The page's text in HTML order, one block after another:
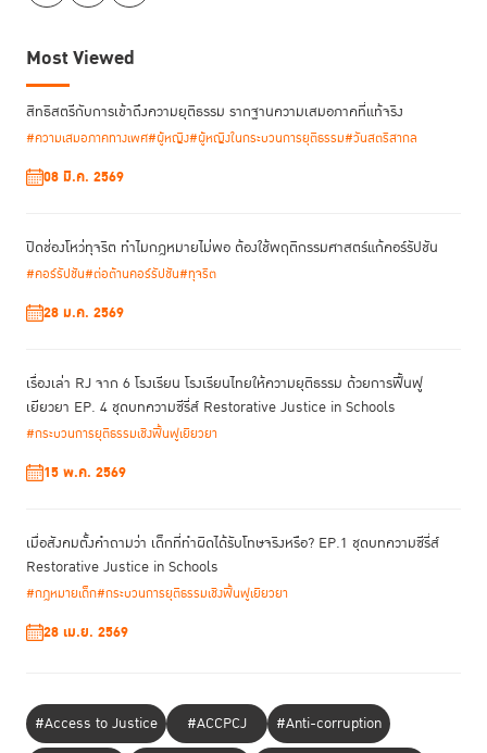
นอกจากนี้ ยังมีค่าใช้จ่ายทางอ้อมจากประโยชน์อื่นที่เสียไป ซึ่งในทาง
เศรษฐศาสตร์เรียกว่าต้นทุนค่าเสียโอกาส (opportunity cost) โดยส่วนหลัก
ที่พอจะคำนวณเป็นตัวเลขเบื้องต้นได้ คือ การสูญเสียรายได้จากการทำงาน
ประจำ หรืองานพิเศษ เท่ากับระยะเวลาที่ใช้ไปสำหรับกระบวนการยุติธรรม
สำหรับฝ่ายผู้เสียหายก็คือการต้องเดินทางไปติดต่อหน่วยงานต่างๆ แต่ละครั้งก็
ไม่ต่ำกว่าครึ่งวัน ในส่วนของจำเลยก็จะเป็นค่าเสียโอกาสเมื่อต้องถูกควบคุมตัว
หรือไม่ได้รับการปล่อยตัวชั่วคราวซึ่งตัวเลขก็สูงขึ้นไปตามระยะเวลาการดำเนิน
ประมาณการค่าเสียโอกาสจากรายได้ที่ขาดไปตามเศรษฐานะ[4]
เราสามารถคำนวณค่าเสียโอกาสจากรายได้ที่อาจเสียไปต่อวันของผู้เข้าสู่
กระบวนการยุติธรรมทางอาญาจาก
ผลการสำรวจรายได้ต่อเดือนของครัวเรือนไทยตามลำดับฐานะ 10 กลุ่ม
(Deciles)
บาท หากอยู่ในต่างจังหวัดพื้นที่ห่างไกลก็จะเพิ่มเป็นอย่างน้อย 1,618.2 บาท
หรือหากข้ามจังหวัดก็อย่างต่ำ 3000-4000 บาท ทั้งนี้ ยังไม่รวมค่าอาหาร หรือ
Most Viewed
สิทธิสตรีกับการเข้าถึงความยุติธรรม รากฐานความเสมอภาคที่แท้จริง
#ความเสมอภาคทางเพศ#ผู้หญิง#ผู้หญิงในกระบวนการยุติธรรม#วันสตรีสากล
08 มี.ค. 2569
ปิดช่องโหว่ทุจริต ทำไมกฎหมายไม่พอ ต้องใช้พฤติกรรมศาสตร์แก้คอร์รัปชัน
#คอร์รัปชัน#ต่อต้านคอร์รัปชัน#ทุจริต
28 ม.ค. 2569
เรื่องเล่า RJ จาก 6 โรงเรียน โรงเรียนไทยให้ความยุติธรรม ด้วยการฟื้นฟู
เยียวยา EP. 4 ชุดบทความซีรี่ส์ Restorative Justice in Schools
#กระบวนการยุติธรรมเชิงฟื้นฟูเยียวยา
15 พ.ค. 2569
เมื่อสังคมตั้งคำถามว่า เด็กที่ทำผิดได้รับโทษจริงหรือ? EP.1 ชุดบทความซีรี่ส์
Restorative Justice in Schools
#กฎหมายเด็ก#กระบวนการยุติธรรมเชิงฟื้นฟูเยียวยา
28 เม.ย. 2569
#Access to Justice #ACCPCJ
#Anti-corruption